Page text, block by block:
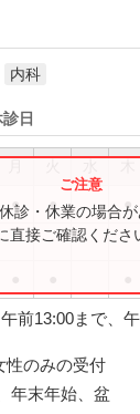
内科
日
● ● ●
診・休業の場合
直接ご確認くださ
前13:00まで、
のみの受付
年末年始、盆